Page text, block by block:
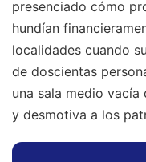
presenciado cómo
hundían
localidades cuando
de doscientas
una sala medio
y desmotiva a los